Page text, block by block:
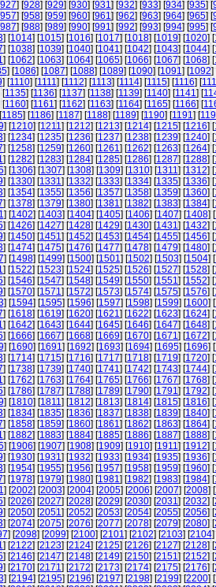
927] [928] [929] [930] [931] [932] [933] [934] [935] [
957] [958] [959] [960] [961] [962] [963] [964] [965] [
987] [988] [989] [990] [991] [992] [993] [994] [995] [
] [1014] [1015] [1016] [1017] [1018] [1019] [1020] [
] [1038] [1039] [1040] [1041] [1042] [1043] [1044] [
] [1062] [1063] [1064] [1065] [1066] [1067] [1068] [
] [1086] [1087] [1088] [1089] [1090] [1091] [1092]
] [1110] [1111] [1112] [1113] [1114] [1115] [1116] [
[1135] [1136] [1137] [1138] [1139] [1140] [1141] [
[1160] [1161] [1162] [1163] [1164] [1165] [1166] [
1185] [1186] [1187] [1188] [1189] [1190] [1191] [
] [1210] [1211] [1212] [1213] [1214] [1215] [1216] [
] [1234] [1235] [1236] [1237] [1238] [1239] [1240] [
] [1258] [1259] [1260] [1261] [1262] [1263] [1264] [
] [1282] [1283] [1284] [1285] [1286] [1287] [1288] [
] [1306] [1307] [1308] [1309] [1310] [1311] [1312] [
] [1330] [1331] [1332] [1333] [1334] [1335] [1336] [
] [1354] [1355] [1356] [1357] [1358] [1359] [1360] [
] [1378] [1379] [1380] [1381] [1382] [1383] [1384] [
] [1402] [1403] [1404] [1405] [1406] [1407] [1408] [
] [1426] [1427] [1428] [1429] [1430] [1431] [1432] [
] [1450] [1451] [1452] [1453] [1454] [1455] [1456] [
] [1474] [1475] [1476] [1477] [1478] [1479] [1480] [
] [1498] [1499] [1500] [1501] [1502] [1503] [1504] [
] [1522] [1523] [1524] [1525] [1526] [1527] [1528] [
] [1546] [1547] [1548] [1549] [1550] [1551] [1552] [
] [1570] [1571] [1572] [1573] [1574] [1575] [1576] [
] [1594] [1595] [1596] [1597] [1598] [1599] [1600] [
] [1618] [1619] [1620] [1621] [1622] [1623] [1624] [
] [1642] [1643] [1644] [1645] [1646] [1647] [1648] [
] [1666] [1667] [1668] [1669] [1670] [1671] [1672] [
] [1690] [1691] [1692] [1693] [1694] [1695] [1696] [
] [1714] [1715] [1716] [1717] [1718] [1719] [1720] [
] [1738] [1739] [1740] [1741] [1742] [1743] [1744] [
] [1762] [1763] [1764] [1765] [1766] [1767] [1768] [
] [1786] [1787] [1788] [1789] [1790] [1791] [1792] [
] [1810] [1811] [1812] [1813] [1814] [1815] [1816] [
] [1834] [1835] [1836] [1837] [1838] [1839] [1840] [
] [1858] [1859] [1860] [1861] [1862] [1863] [1864] [
] [1882] [1883] [1884] [1885] [1886] [1887] [1888] [
] [1906] [1907] [1908] [1909] [1910] [1911] [1912] [
] [1930] [1931] [1932] [1933] [1934] [1935] [1936] [
] [1954] [1955] [1956] [1957] [1958] [1959] [1960] [
] [1978] [1979] [1980] [1981] [1982] [1983] [1984] [
] [2002] [2003] [2004] [2005] [2006] [2007] [2008] [
] [2026] [2027] [2028] [2029] [2030] [2031] [2032] [
] [2050] [2051] [2052] [2053] [2054] [2055] [2056] [
] [2074] [2075] [2076] [2077] [2078] [2079] [2080] [
] [2098] [2099] [2100] [2101] [2102] [2103] [2104]
] [2122] [2123] [2124] [2125] [2126] [2127] [2128] [
] [2146] [2147] [2148] [2149] [2150] [2151] [2152] [
] [2170] [2171] [2172] [2173] [2174] [2175] [2176] [
] [2194] [2195] [2196] [2197] [2198] [2199] [2200] [